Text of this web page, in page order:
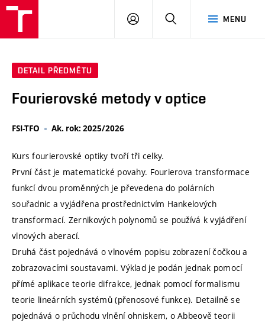
MENU
PŘIHLÁSIT
DETAIL PŘEDMĚTU
Fourierovské metody v optice
FSI-TFO Ak. rok: 2025/2026
Kurs fourierovské optiky tvoří tři celky.
První část je matematické povahy. Fourierova transformace
funkcí dvou proměnných je převedena do polárních
souřadnic a vyjádřena prostřednictvím Hankelových
transformací. Zernikových polynomů se používá k vyjádření
vlnových aberací.
Druhá část pojednává o vlnovém popisu zobrazení čočkou a
zobrazovacími soustavami. Výklad je podán jednak pomocí
přímé aplikace teorie difrakce, jednak pomocí formalismu
teorie lineárních systémů (přenosové funkce). Detailně se
pojednává o průchodu vlnění ohniskem, o Abbeově teorii